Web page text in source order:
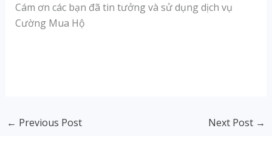
Cám ơn các bạn đã tin tưởng và sử dụng dịch vụ
Cường Mua Hộ
← Previous Post Next Post →